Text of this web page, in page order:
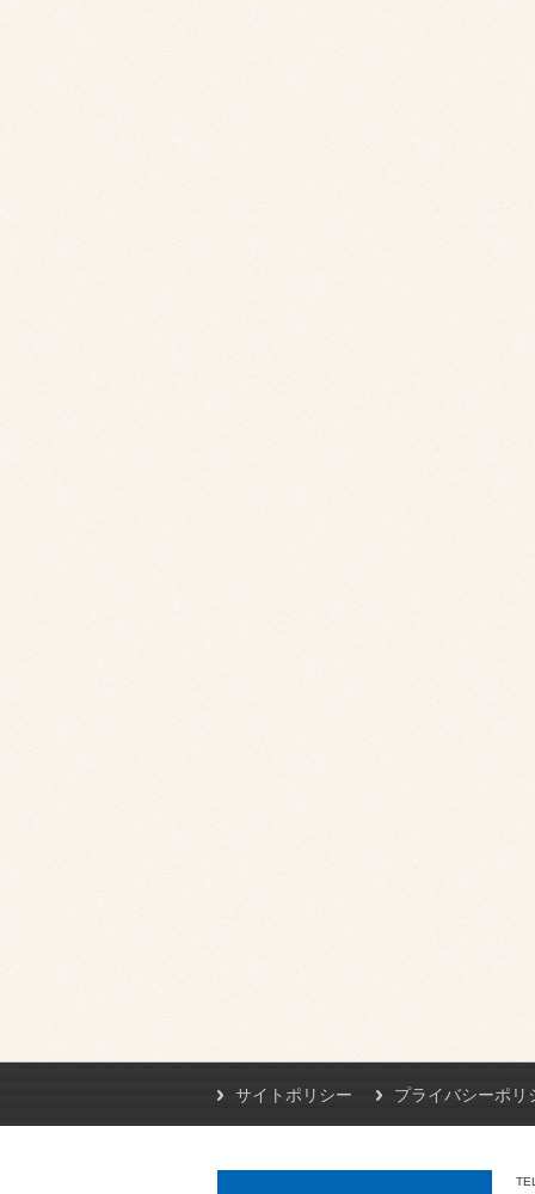
サイトポリシー プライバシーポリ